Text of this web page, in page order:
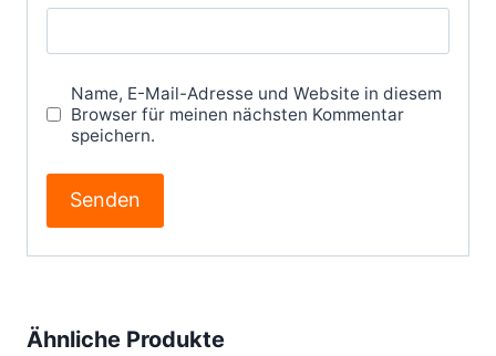
Name, E-Mail-Adresse und Website in diesem
Browser für meinen nächsten Kommentar
speichern.
Ähnliche Produkte